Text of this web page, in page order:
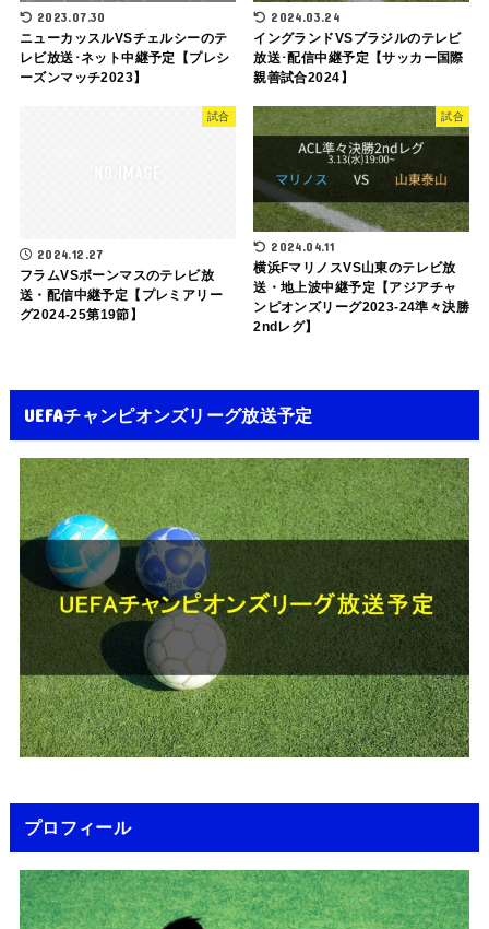
2023.07.30
ニューカッスルVSチェルシーのテ
レビ放送･ネット中継予定【プレシ
ーズンマッチ2023】
2024.03.24
イングランドVSブラジルのテレビ
放送･配信中継予定【サッカー国際
親善試合2024】
試合
2024.12.27
フラムVSボーンマスのテレビ放
送・配信中継予定【プレミアリー
グ2024-25第19節】
試合
2024.04.11
横浜FマリノスVS山東のテレビ放
送・地上波中継予定【アジアチャ
ンピオンズリーグ2023-24準々決勝
2ndレグ】
UEFAチャンピオンズリーグ放送予定
プロフィール